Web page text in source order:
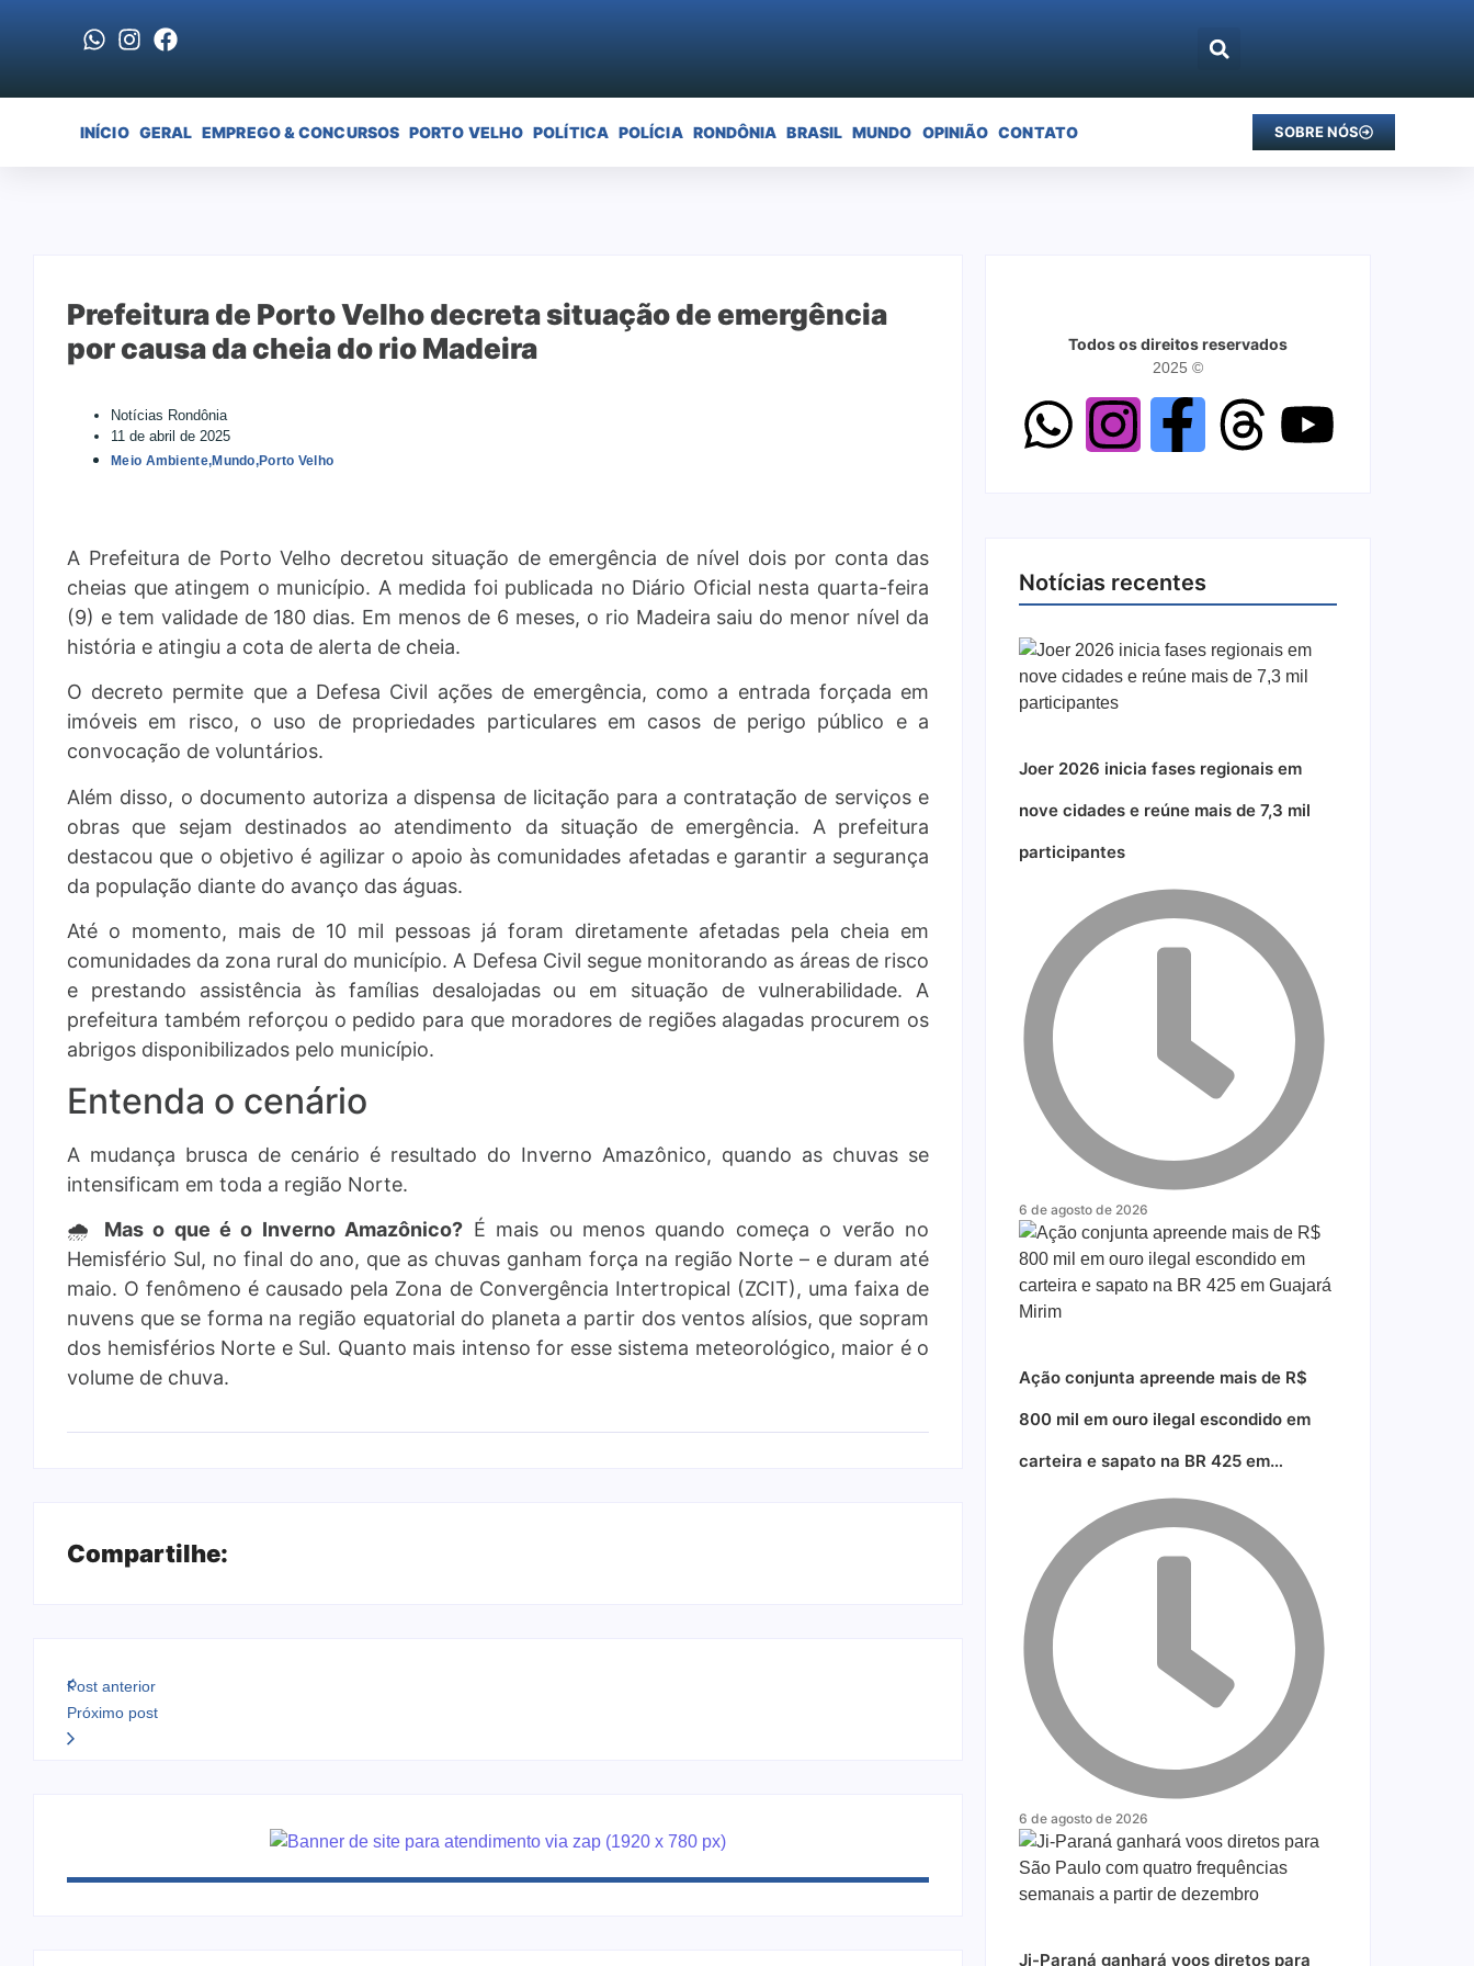
INÍCIO GERAL EMPREGO & CONCURSOS PORTO VELHO POLÍTICA POLÍCIA RONDÔNIA BRASIL MUNDO OPINIÃO CONTATO SOBRE NÓS
Prefeitura de Porto Velho decreta situação de emergência
por causa da cheia do rio Madeira
Notícias Rondônia
11 de abril de 2025
Meio Ambiente,Mundo,Porto Velho
A Prefeitura de Porto Velho decretou situação de emergência de nível dois por conta das
cheias que atingem o município. A medida foi publicada no Diário Oficial nesta quarta-feira
(9) e tem validade de 180 dias. Em menos de 6 meses, o rio Madeira saiu do menor nível da
história e atingiu a cota de alerta de cheia.
O decreto permite que a Defesa Civil ações de emergência, como a entrada forçada em
imóveis em risco, o uso de propriedades particulares em casos de perigo público e a
convocação de voluntários.
Além disso, o documento autoriza a dispensa de licitação para a contratação de serviços e
obras que sejam destinados ao atendimento da situação de emergência. A prefeitura
destacou que o objetivo é agilizar o apoio às comunidades afetadas e garantir a segurança
da população diante do avanço das águas.
Até o momento, mais de 10 mil pessoas já foram diretamente afetadas pela cheia em
comunidades da zona rural do município. A Defesa Civil segue monitorando as áreas de risco
e prestando assistência às famílias desalojadas ou em situação de vulnerabilidade. A
prefeitura também reforçou o pedido para que moradores de regiões alagadas procurem os
abrigos disponibilizados pelo município.
Entenda o cenário
A mudança brusca de cenário é resultado do Inverno Amazônico, quando as chuvas se
intensificam em toda a região Norte.
🌧️ Mas o que é o Inverno Amazônico? É mais ou menos quando começa o verão no
Hemisfério Sul, no final do ano, que as chuvas ganham força na região Norte – e duram até
maio. O fenômeno é causado pela Zona de Convergência Intertropical (ZCIT), uma faixa de
nuvens que se forma na região equatorial do planeta a partir dos ventos alísios, que sopram
dos hemisférios Norte e Sul. Quanto mais intenso for esse sistema meteorológico, maior é o
volume de chuva.
Compartilhe:
Post anterior
Próximo post
Todos os direitos reservados
2025 ©
Notícias recentes
Joer 2026 inicia fases regionais em
nove cidades e reúne mais de 7,3 mil
participantes
6 de agosto de 2026
Ação conjunta apreende mais de R$
800 mil em ouro ilegal escondido em
carteira e sapato na BR 425 em…
6 de agosto de 2026
Ji-Paraná ganhará voos diretos para